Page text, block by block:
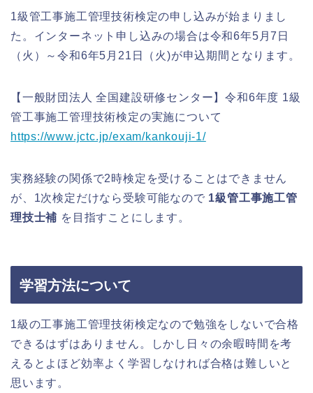
1級管工事施工管理技術検定の申し込みが始まりまし
た。インターネット申し込みの場合は令和6年5月7日
（火）～令和6年5月21日（火)が申込期間となります。
【一般財団法人 全国建設研修センター】令和6年度 1級
管工事施工管理技術検定の実施について
https://www.jctc.jp/exam/kankouji-1/
実務経験の関係で2時検定を受けることはできません
が、1次検定だけなら受験可能なので 1級管工事施工管
理技士補 を目指すことにします。
学習方法について
1級の工事施工管理技術検定なので勉強をしないで合格
できるはずはありません。しかし日々の余暇時間を考
えるとよほど効率よく学習しなければ合格は難しいと
思います。